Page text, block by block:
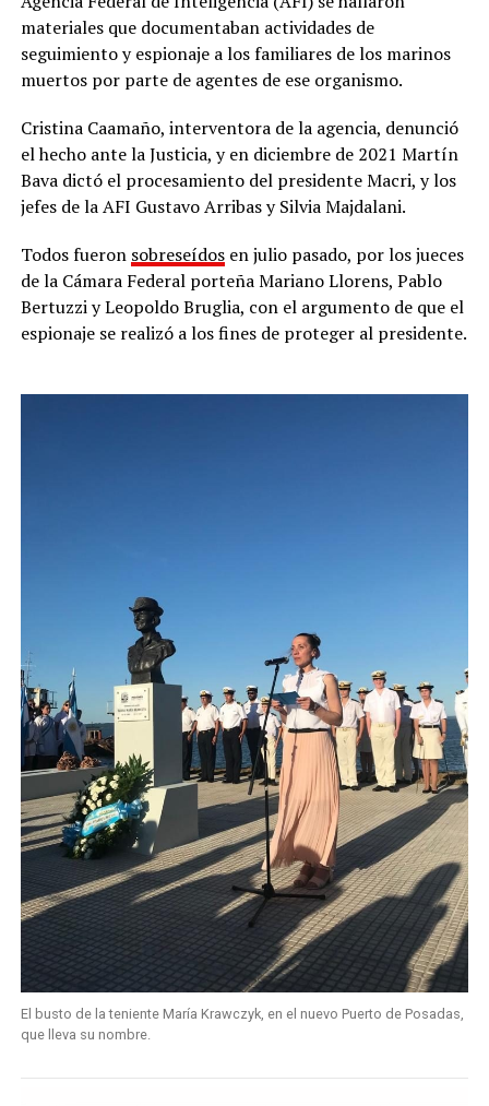
materiales que documentaban actividades de
seguimiento y espionaje a los familiares de los marinos
muertos por parte de agentes de ese organismo.
Cristina Caamaño, interventora de la agencia, denunció
el hecho ante la Justicia, y en diciembre de 2021 Martín
Bava dictó el procesamiento del presidente Macri, y los
jefes de la AFI Gustavo Arribas y Silvia Majdalani.
Todos fueron sobreseídosen julio pasado, por los jueces
de la Cámara Federal porteña Mariano Llorens, Pablo
Bertuzzi y Leopoldo Bruglia, con el argumento de que el
espionaje se realizó a los fines de proteger al presidente.
El busto de la teniente María Krawczyk, en el nuevo Puerto de Posadas,
que lleva su nombre.